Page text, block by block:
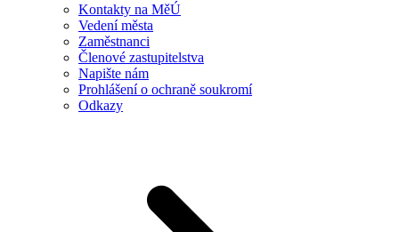
Kontakty na MěÚ
Vedení města
Zaměstnanci
Členové zastupitelstva
Napište nám
Prohlášení o ochraně soukromí
Odkazy